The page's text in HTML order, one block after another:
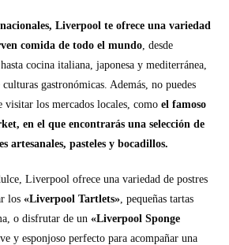
Liverpool te ofrece una variedad
comida de todo el mundo, desde
cocina italiana, japonesa y mediterránea,
gastronómicas. Además, no puedes
visitar los mercados locales, como el famoso
en el que encontrarás una selección de
artesanales, pasteles y bocadillos.
Liverpool ofrece una variedad de postres
los«Liverpool Tartlets», pequeñas tartas
o disfrutar de un«Liverpool Sponge
y esponjoso perfecto para acompañar una